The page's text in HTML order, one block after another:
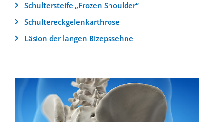
Schultersteife „Frozen Shoulder“
Schultereckgelenkarthrose
Läsion der langen Bizepssehne